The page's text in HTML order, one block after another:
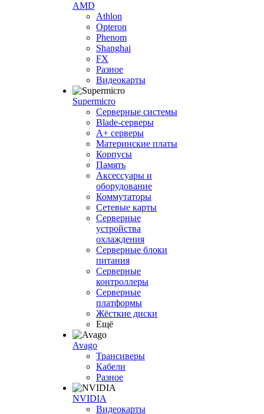
AMD
Athlon
Opteron
Phenom
Shanghai
FX
Разное
Видеокарты
Supermicro
Серверные системы
Blade-серверы
A+ серверы
Материнские платы
Корпусы
Память
Аксессуары и
оборудование
Коммутаторы
Сетевые карты
Серверные
устройства
охлаждения
Серверные блоки
питания
Серверные
контроллеры
Серверные
платформы
Жёсткие диски
Ещё
Avago
Трансиверы
Кабели
Разное
NVIDIA
Видеокарты